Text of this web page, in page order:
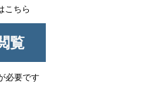
こちら
覧
必要です